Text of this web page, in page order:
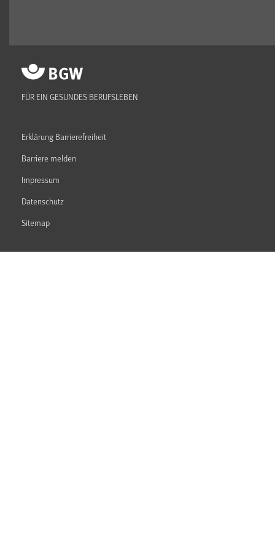
FÜR EIN GESUNDES BERUFSLEBEN
Erklärung Barrierefreiheit
Barriere melden
Impressum
Datenschutz
Sitemap